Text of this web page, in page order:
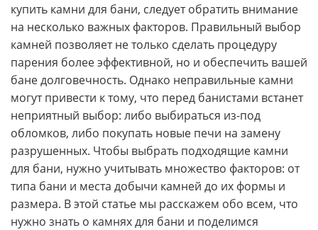
купить камни для бани, следует обратить внимание
на несколько важных факторов. Правильный выбор
камней позволяет не только сделать процедуру
парения более эффективной, но и обеспечить вашей
бане долговечность. Однако неправильные камни
могут привести к тому, что перед банистами встанет
неприятный выбор: либо выбираться из-под
обломков, либо покупать новые печи на замену
разрушенных. Чтобы выбрать подходящие камни
для бани, нужно учитывать множество факторов: от
типа бани и места добычи камней до их формы и
размера. В этой статье мы расскажем обо всем, что
нужно знать о камнях для бани и поделимся